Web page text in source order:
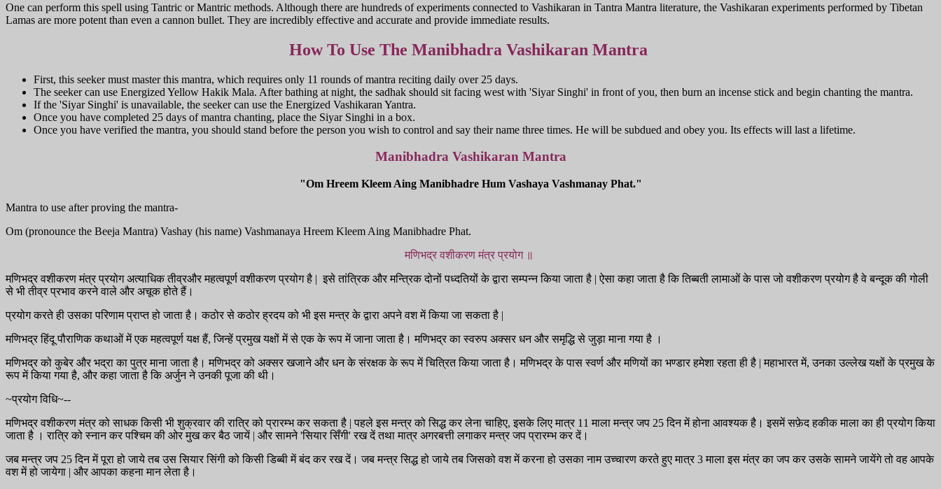
One can perform this spell using Tantric or Mantric methods. Although there are hundreds of experiments connected to Vashikaran in Tantra Mantra literature, the Vashikaran experiments performed by Tibetan
Lamas are more potent than even a cannon bullet. They are incredibly effective and accurate and provide immediate results.
How To Use The Manibhadra Vashikaran Mantra
First, this seeker must master this mantra, which requires only 11 rounds of mantra reciting daily over 25 days.
The seeker can use Energized Yellow Hakik Mala. After bathing at night, the sadhak should sit facing west with 'Siyar Singhi' in front of you, then burn an incense stick and begin chanting the mantra.
If the 'Siyar Singhi' is unavailable, the seeker can use the Energized Vashikaran Yantra.
Once you have completed 25 days of mantra chanting, place the Siyar Singhi in a box.
Once you have verified the mantra, you should stand before the person you wish to control and say their name three times. He will be subdued and obey you. Its effects will last a lifetime.
Manibhadra Vashikaran Mantra
"Om Hreem Kleem Aing Manibhadre Hum Vashaya Vashmanay Phat."
Mantra to use after proving the mantra-
Om (pronounce the Beeja Mantra) Vashay (his name) Vashmanaya Hreem Kleem Aing Manibhadre Phat.
मणिभद्र वशीकरण मंत्र प्रयोग ॥
मणिभद्र वशीकरण मंत्र प्रयोग अत्याधिक तीव्रऔर महत्वपूर्ण वशीकरण प्रयोग है | इसे तांत्रिक और मन्त्रिक दोनों पध्दतियों के द्वारा सम्पन्न किया जाता है | ऐसा कहा जाता है कि तिब्बती लामाओं के पास जो वशीकरण प्रयोग है वे बन्दूक की गोली
से भी तीव्र प्रभाव करने वाले और अचूक होते हैं।
प्रयोग करते ही उसका परिणाम प्राप्त हो जाता है। कठोर से कठोर ह्रदय को भी इस मन्त्र के द्वारा अपने वश में किया जा सकता है |
मणिभद्र हिंदू पौराणिक कथाओं में एक महत्वपूर्ण यक्ष हैं, जिन्हें प्रमुख यक्षों में से एक के रूप में जाना जाता है। मणिभद्र का स्वरुप अक्सर धन और समृद्धि से जुड़ा माना गया है ।
मणिभद्र को कुबेर और भद्रा का पुत्र माना जाता है। मणिभद्र को अक्सर खजाने और धन के संरक्षक के रूप में चित्रित किया जाता है। मणिभद्र के पास स्वर्ण और मणियों का भण्डार हमेशा रहता ही है | महाभारत में, उनका उल्लेख यक्षों के प्रमुख के
रूप में किया गया है, और कहा जाता है कि अर्जुन ने उनकी पूजा की थी।
~प्रयोग विधि~--
मणिभद्र वशीकरण मंत्र को साधक किसी भी शुक्रवार की रात्रि को प्रारम्भ कर सकता है | पहले इस मन्त्र को सिद्ध कर लेना चाहिए, इसके लिए मात्र 11 माला मन्त्र जप 25 दिन में होना आवश्यक है। इसमें सफ़ेद हकीक माला का ही प्रयोग किया
जाता है । रात्रि को स्नान कर पश्चिम की ओर मुख कर बैठ जायें | और सामने 'सियार सिँगी' रख दें तथा मात्र अगरबत्ती लगाकर मन्त्र जप प्रारम्भ कर दें।
जब मन्त्र जप 25 दिन में पूरा हो जाये तब उस सियार सिंगी को किसी डिब्बी में बंद कर रख दें। जब मन्त्र सिद्ध हो जाये तब जिसको वश में करना हो उसका नाम उच्चारण करते हुए मात्र 3 माला इस मंत्र का जप कर उसके सामने जायेंगे तो वह आपके
वश में हो जायेगा | और आपका कहना मान लेता है।